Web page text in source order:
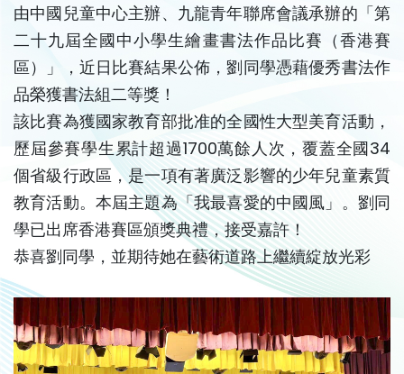
由中國兒童中心主辦、九龍青年聯席會議承辦的「第
二十九屆全國中小學生繪畫書法作品比賽（香港賽
區）」，近日比賽結果公佈，劉同學憑藉優秀書法作
品榮獲書法組二等獎！
該比賽為獲國家教育部批准的全國性大型美育活動，
歷屆參賽學生累計超過1700萬餘人次，覆蓋全國34
個省級行政區，是一項有著廣泛影響的少年兒童素質
教育活動。本屆主題為「我最喜愛的中國風」。劉同
學已出席香港賽區頒獎典禮，接受嘉許！
恭喜劉同學，並期待她在藝術道路上繼續綻放光彩